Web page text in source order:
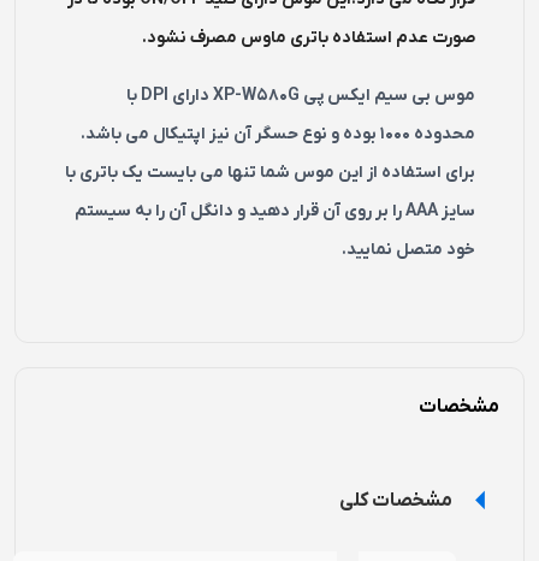
صورت عدم استفاده باتری ماوس مصرف نشود.
موس بی سیم ایکس پی XP-W580G دارای DPI با
محدوده ۱۰۰۰ بوده و نوع حسگر آن نیز اپتیکال می باشد.
برای استفاده از این موس شما تنها می بایست یک باتری با
سایز AAA را بر روی آن قرار دهید و دانگل آن را به سیستم
خود متصل نمایید.
مشخصات
مشخصات کلی